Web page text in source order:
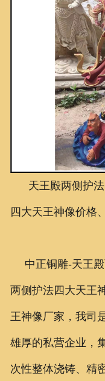
天王殿两侧护
四大天王神像价格
中正铜雕-天王
两侧护法四大天王
王神像厂家 ，我司
雄厚的私营企业，
次性整体浇铸、精